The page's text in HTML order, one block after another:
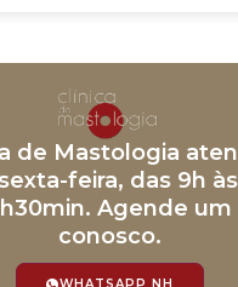
de Mastologia
feira, das 9h
Agende
conosco.